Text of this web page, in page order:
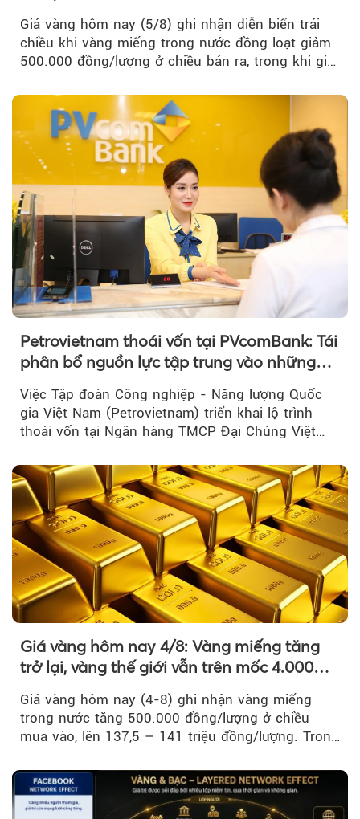
Giá vàng hôm nay (5/8) ghi nhận diễn biến trái
chiều khi vàng miếng trong nước đồng loạt giảm
500.000 đồng/lượng ở chiều bán ra, trong khi giá
thương hiệu.
Petrovietnam thoái vốn tại PVcomBank: Tái
phân bổ nguồn lực tập trung vào những
Việc Tập đoàn Công nghiệp - Năng lượng Quốc
gia Việt Nam (Petrovietnam) triển khai lộ trình
thoái vốn tại Ngân hàng TMCP Đại Chúng Việt
Giá vàng hôm nay 4/8: Vàng miếng tăng
trở lại, vàng thế giới vẫn trên mốc 4.000
Giá vàng hôm nay (4-8) ghi nhận vàng miếng
trong nước tăng 500.000 đồng/lượng ở chiều
mua vào, lên 137,5 – 141 triệu đồng/lượng. Trong
trì trên ngưỡng 4.000 USD/ounce.